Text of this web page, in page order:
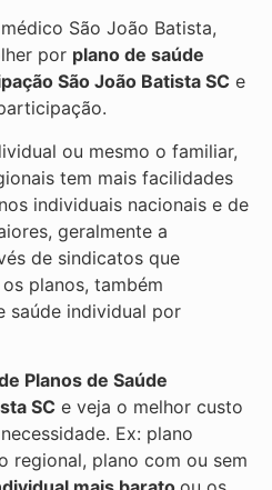
São João Batista,
por plano de saúde
São João Batista SC e
ou mesmo o familiar,
tem mais facilidades
individuais nacionais e de
geralmente a
de sindicatos que
planos, também
saúde individual por
Planos de Saúde
SC e veja o melhor custo
Ex: plano
regional, plano com ou sem